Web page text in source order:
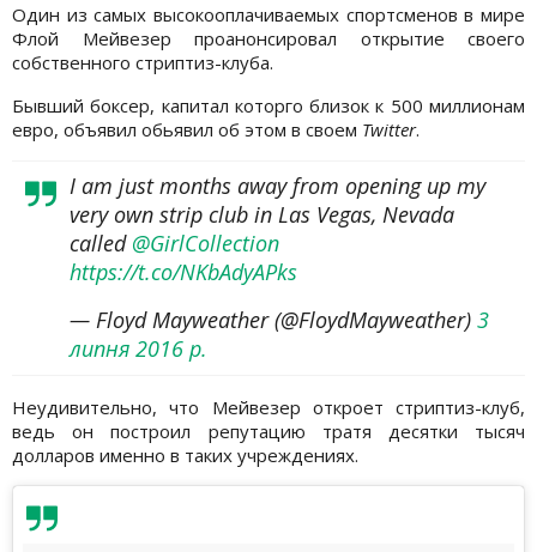
Один из самых высокооплачиваемых спортсменов в мире
Флой Мейвезер проанонсировал открытие своего
собственного стриптиз-клуба.
Бывший боксер, капитал которго близок к 500 миллионам
евро, объявил обьявил об этом в своем Twitter.
I am just months away from opening up my
very own strip club in Las Vegas, Nevada
called @GirlCollection
https://t.co/NKbAdyAPks
— Floyd Mayweather (@FloydMayweather) 3
липня 2016 р.
Неудивительно, что Мейвезер откроет стриптиз-клуб,
ведь он построил репутацию тратя десятки тысяч
долларов именно в таких учреждениях.